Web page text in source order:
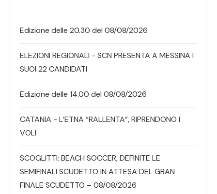
Edizione delle 20.30 del 08/08/2026
ELEZIONI REGIONALI - SCN PRESENTA A MESSINA I
SUOI 22 CANDIDATI
Edizione delle 14.00 del 08/08/2026
CATANIA - L’ETNA “RALLENTA”, RIPRENDONO I
VOLI
SCOGLITTI: BEACH SOCCER, DEFINITE LE
SEMIFINALI SCUDETTO IN ATTESA DEL GRAN
FINALE SCUDETTO – 08/08/2026